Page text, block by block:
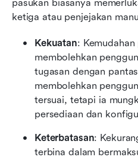
pasukan biasanya
ketiga atau penjejakan
Kekuatan:
membolehkan
tugasan dengan
membolehkan
tersuai, tetapi ia
persediaan dan
Keterbatasan:
terbina dalam